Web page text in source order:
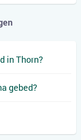
in Thorn?
gebed?